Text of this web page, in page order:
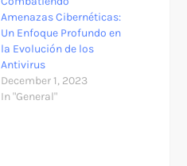
Amenazas Cibernéticas:
Un Enfoque Profundo en
la Evolución de los
Antivirus
December 1, 2023
In "General"